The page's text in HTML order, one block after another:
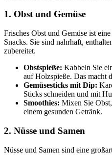
1. Obst und Gemüse
Frisches Obst und Gemüse ist
Snacks. Sie sind nahrhaft,
zubereitet.
Obstspieße: Kabbeln Sie
auf Holzspieße. Das macht
Gemüsesticks mit Dip:
Sticks schneiden und mit
Smoothies: Mixen Sie
einem gesunden Getränk.
2. Nüsse und Samen
Nüsse und Samen sind eine